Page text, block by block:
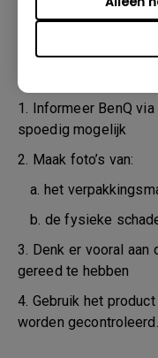
fysieke schade,
volgende informatie
Dit zal ons helpen
1. Informeer BenQ
spoedig mogelijk
2. Maak foto’s van:
a. het
b. de fysieke
3. Denk er vooral aan
gereed te hebben
4. Gebruik het
worden gecontroleerd.